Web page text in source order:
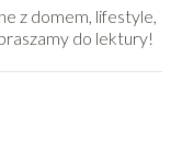
z domem, lifestyle,
do lektury!